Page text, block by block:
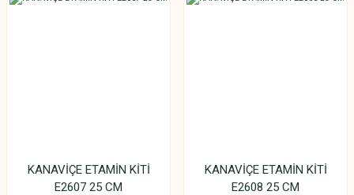
KANAVİÇE ETAMİN KİTİ
E2607 25 CM
KANAVİÇE ETAMİN KİTİ
E2608 25 CM